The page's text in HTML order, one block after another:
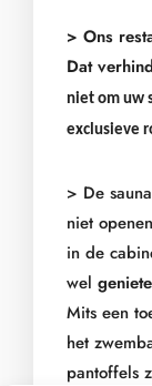
> Ons
Dat
niet om uw
exclusieve
> De
niet
in de
wel
Mits een
het
pantoffels